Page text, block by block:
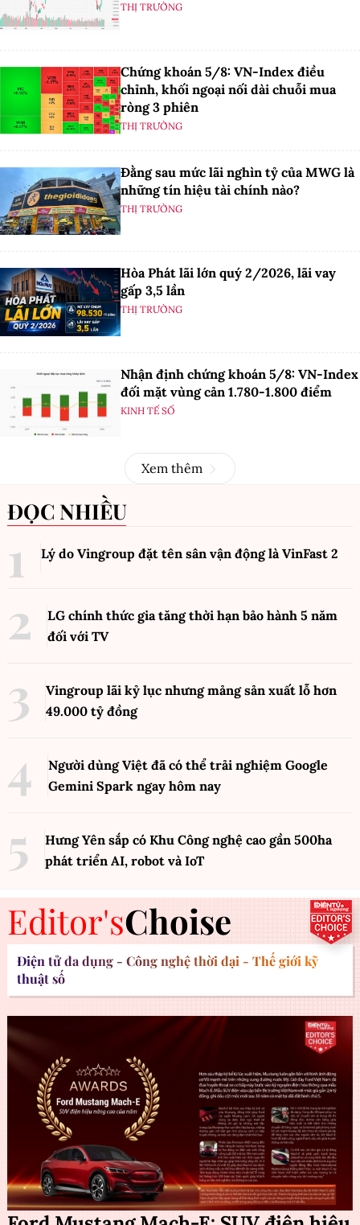
THỊ TRƯỜNG
Chứng khoán 5/8: VN-Index điều
chỉnh, khối ngoại nối dài chuỗi mua
ròng 3 phiên
THỊ TRƯỜNG
Đằng sau mức lãi nghìn tỷ của MWG là
những tín hiệu tài chính nào?
THỊ TRƯỜNG
Hòa Phát lãi lớn quý 2/2026, lãi vay
gấp 3,5 lần
THỊ TRƯỜNG
Nhận định chứng khoán 5/8: VN-Index
đối mặt vùng cản 1.780-1.800 điểm
KINH TẾ SỐ
Xem thêm
ĐỌC NHIỀU
Lý do Vingroup đặt tên sân vận động là VinFast 2
LG chính thức gia tăng thời hạn bảo hành 5 năm
đối với TV
Vingroup lãi kỷ lục nhưng mảng sản xuất lỗ hơn
49.000 tỷ đồng
Người dùng Việt đã có thể trải nghiệm Google
Gemini Spark ngay hôm nay
Hưng Yên sắp có Khu Công nghệ cao gần 500ha
phát triển AI, robot và IoT
Editor'sChoise
Điện tử đa dụng - Công nghệ thời đại - Thế giới kỹ
thuật số